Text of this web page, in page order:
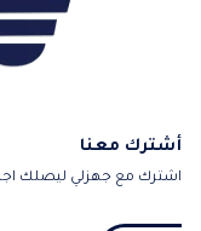
أشترك معنا
اشترك مع جهزلي ليصلك